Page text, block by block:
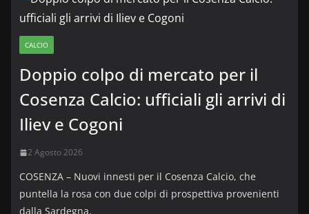
CALCIO
Doppio colpo di mercato per il
Cosenza Calcio: ufficiali gli arrivi di
Iliev e Cogoni
2 Agosto 2026
COSENZA – Nuovi innesti per il Cosenza Calcio, che
puntella la rosa con due colpi di prospettiva provenienti
dalla Sardegna.